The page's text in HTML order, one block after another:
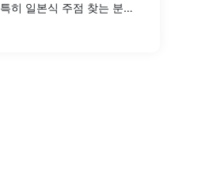
히 일본식 주점 찾는 분들